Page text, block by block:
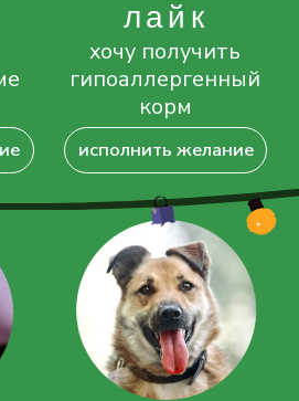
паучи
вы хотите
или
7749
связи!